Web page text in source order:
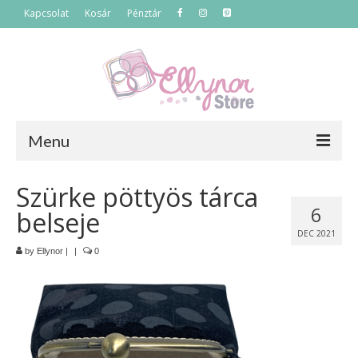
Kapcsolat Kosár Pénztár
Menu
Főoldal
Termékek
Szettek
Akciós termékek
Táskák
Neszeszerek
6
DEC 2021
Szürke pöttyös tárca
belseje
by Ellynor | | 0